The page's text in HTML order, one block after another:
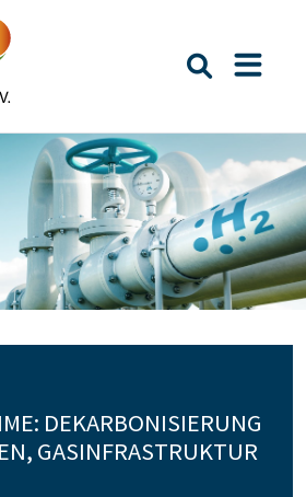
Suche
DEKARBONISIERUNG
GASINFRASTRUKTUR